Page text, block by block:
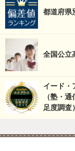
都道府県
全国公立
イード・
（塾・
足度調査）